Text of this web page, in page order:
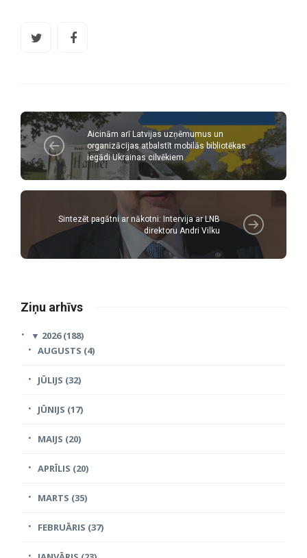
Aicinām arī Latvijas uzņēmumus un
organizācijas atbalstīt mobilās bibliotēkas
iegādi Ukrainas cilvēkiem
Sintezēt pagātni ar nākotni: Intervija ar LNB
direktoru Andri Vilku
Ziņu arhīvs
▼ 2026 (188)
AUGUSTS (4)
JŪLIJS (32)
JŪNIJS (17)
MAIJS (20)
APRĪLIS (20)
MARTS (35)
FEBRUĀRIS (37)